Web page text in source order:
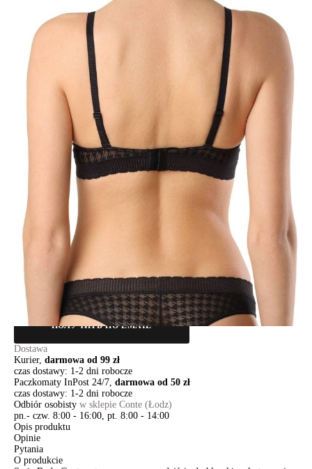
Tabela rozmiarów
70C
70D
75A
80B
80C
Ilość:
DODAJ DO KOSZYKA
Jak złożyć zamówienie
POWIADOM MNIE O DOSTĘPNOŚCI
ПОЛУЧИТЬ ПО EMAIL
Dostawa
Kurier, darmowa od 99 zł
czas dostawy: 1-2 dni robocze
Paczkomaty InPost 24/7, darmowa od 50 zł
czas dostawy: 1-2 dni robocze
Odbiór osobisty w sklepie Conte (Łodz)
pn.- czw. 8:00 - 16:00, pt. 8:00 - 14:00
Opis produktu
Opinie
Pytania
O produkcie